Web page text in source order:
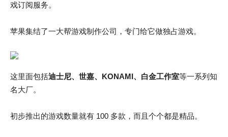
戏订阅服务。
苹果集结了一大帮游戏制作公司，专门给它做独占游戏。
这里面包括迪士尼、世嘉、KONAMI、白金工作室等一系列知
名大厂。
初步推出的游戏数量就有 100 多款，而且个个都是精品。